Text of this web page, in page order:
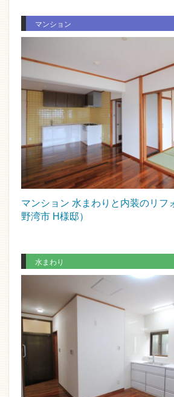
マンション
マンション 水まわりと内装のリフ
野湾市 H様邸）
水まわり